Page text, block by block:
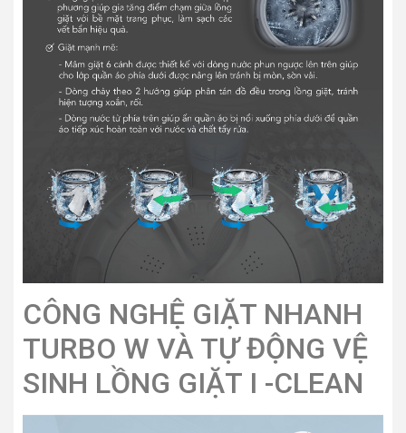
CÔNG NGHỆ GIẶT NHANH
TURBO W VÀ TỰ ĐỘNG VỆ
SINH LỒNG GIẶT I -CLEAN